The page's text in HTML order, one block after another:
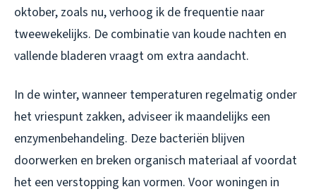
oktober, zoals nu, verhoog ik de frequentie naar
tweewekelijks. De combinatie van koude nachten en
vallende bladeren vraagt om extra aandacht.
In de winter, wanneer temperaturen regelmatig onder
het vriespunt zakken, adviseer ik maandelijks een
enzymenbehandeling. Deze bacteriën blijven
doorwerken en breken organisch materiaal af voordat
het een verstopping kan vormen. Voor woningen in